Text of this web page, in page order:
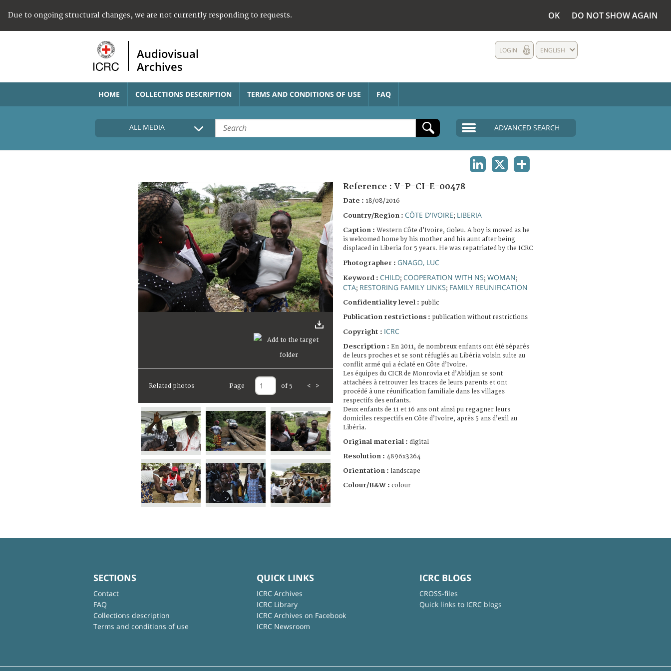
Due to ongoing structural changes, we are not currently responding to requests. OK DO NOT SHOW AGAIN
Audiovisual
Archives
ENGLISH
LOGIN
HOME COLLECTIONS DESCRIPTION TERMS AND CONDITIONS OF USE FAQ
ALL MEDIA ADVANCED SEARCH
Related photos Page of 5 < >
Reference : V-P-CI-E-00478
Date : 18/08/2016
Country/Region : CÔTE D'IVOIRE; LIBERIA
Caption : Western Côte d’Ivoire, Goleu. A boy is moved as he
is welcomed home by his mother and his aunt after being
displaced in Liberia for 5 years. He was repatriated by the ICRC
Photographer : GNAGO, LUC
Keyword : CHILD; COOPERATION WITH NS; WOMAN;
CTA; RESTORING FAMILY LINKS; FAMILY REUNIFICATION
Confidentiality level : public
Publication restrictions : publication without restrictions
Copyright : ICRC
Description : En 2011, de nombreux enfants ont été séparés
de leurs proches et se sont réfugiés au Libéria voisin suite au
conflit armé qui a éclaté en Côte d’Ivoire.
Les équipes du CICR de Monrovia et d’Abidjan se sont
attachées à retrouver les traces de leurs parents et ont
procédé à une réunification familiale dans les villages
respectifs des enfants.
Deux enfants de 11 et 16 ans ont ainsi pu regagner leurs
domiciles respectifs en Côte d’Ivoire, après 5 ans d’exil au
Libéria.
Original material : digital
Resolution : 4896x3264
Orientation : landscape
Colour/B&W : colour
SECTIONS
Contact
FAQ
Collections description
Terms and conditions of use
QUICK LINKS
ICRC Archives
ICRC Library
ICRC Archives on Facebook
ICRC Newsroom
ICRC BLOGS
CROSS-files
Quick links to ICRC blogs